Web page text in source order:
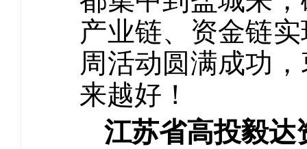
产业链、资金链
周活动圆满成功
来越好！
江苏省高投毅达